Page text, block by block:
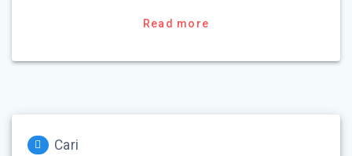
Read more
Cari